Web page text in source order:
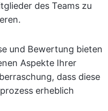
des Teams zu
und Bewertung bieten
Aspekte Ihrer
dass diese
erheblich